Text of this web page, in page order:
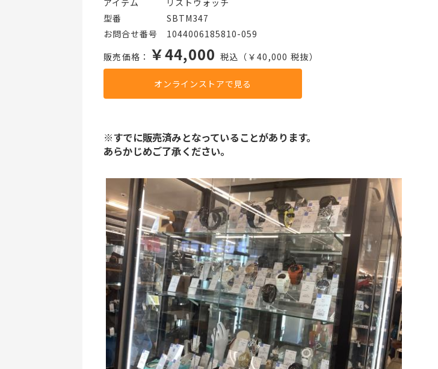
アイテム   リストウォッチ
型番     SBTM347
お問合せ番号 1044006185810-059
販売価格： ￥44,000 税込（￥40,000 税抜）
オンラインストアで見る
※すでに販売済みとなっていることがあります。
あらかじめご了承ください。